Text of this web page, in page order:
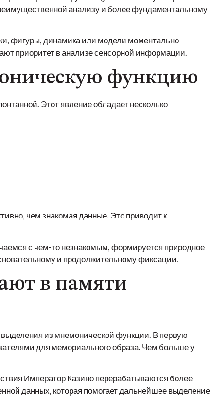
анализу и более фундаментальному
фигуры, динамика или модели моментально
приоритет в анализе сенсорной информации.
функцию
Этот явление обладает несколько
чем знакомая данные. Это приводит к
с чем-то незнакомым, формируется природное
и продолжительному фиксации.
в памяти
из мнемонической функции. В первую
для мемориального образа. Чем больше у
Император Казино перерабатываются более
данных, которая помогает дальнейшее выделение